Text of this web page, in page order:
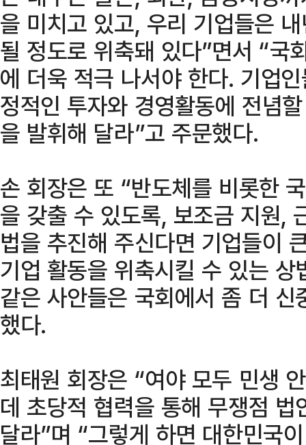
을 미치고 있고, 우리 기업들은
될 정도로 위축돼 있다”면서 “국
에 더욱 적극 나서야 한다. 기업
정적인 투자와 경영활동에 전념
을 발휘해 달라”고 주문했다.
손 회장은 또 “반도체를 비롯한
을 갖출 수 있도록, 보조금 지원,
법을 추진해 주신다면 기업들이
기업 활동을 위축시킬 수 있는
같은 사안들은 국회에서 좀 더
했다.
최태원 회장은 “여야 모두 민생
데 초당적 협력을 통해 무쟁점
달라”며 “그렇게 하면 대한민국